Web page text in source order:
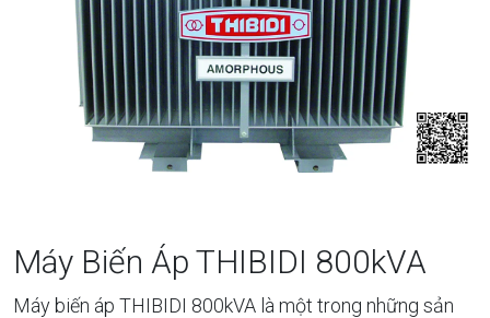
Máy Biến Áp THIBIDI 800kVA
Máy biến áp THIBIDI 800kVA là một trong những sản